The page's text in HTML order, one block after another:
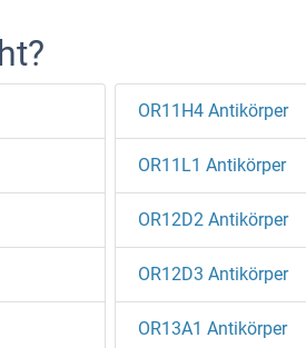
OR11H4 Antikörper
OR11L1 Antikörper
OR12D2 Antikörper
OR12D3 Antikörper
OR13A1 Antikörper